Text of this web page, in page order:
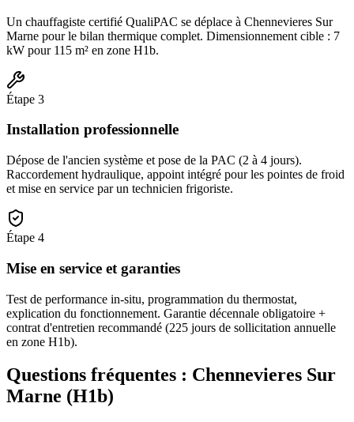
Un chauffagiste certifié QualiPAC se déplace à Chennevieres Sur
Marne pour le bilan thermique complet. Dimensionnement cible : 7
kW pour 115 m² en zone H1b.
Étape 3
Installation professionnelle
Dépose de l'ancien système et pose de la PAC (2 à 4 jours).
Raccordement hydraulique, appoint intégré pour les pointes de froid
et mise en service par un technicien frigoriste.
Étape 4
Mise en service et garanties
Test de performance in-situ, programmation du thermostat,
explication du fonctionnement. Garantie décennale obligatoire +
contrat d'entretien recommandé (225 jours de sollicitation annuelle
en zone H1b).
Questions fréquentes : Chennevieres Sur
Marne (H1b)